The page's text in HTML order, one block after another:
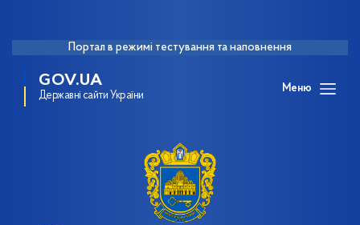
Портал в режимі тестування та наповнення
GOV.UA
Державні сайти України
Меню